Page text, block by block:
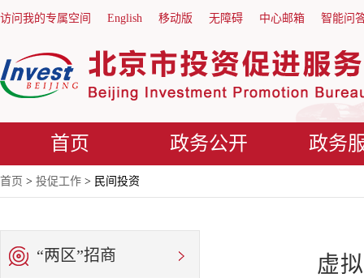
访问我的专属空间 English 移动版 无障碍 中心邮箱 智能问
首页 政务公开 政务
首页 > 投促工作 > 民间投资
“两区”招商 虚